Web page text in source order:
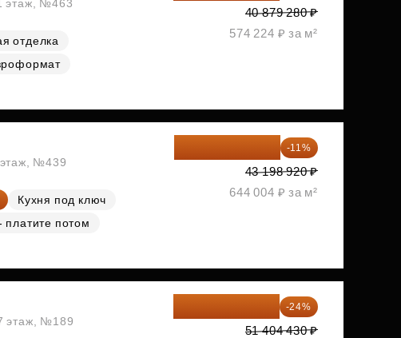
этаж, №463
отделка
40 879 280 ₽
574 224 ₽ за м²
№439
Кухня под ключ
платите потом
-11%
43 198 920 ₽
644 004 ₽ за м²
этаж, №189
-24%
51 404 430 ₽